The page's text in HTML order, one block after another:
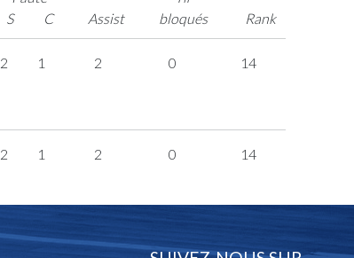
S
C Assist
bloqués
Rank
2 1 2 0 14
2 1 2 0 14